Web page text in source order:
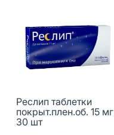
Реслип таблетки
покрыт.плен.об. 15 мг
30 шт